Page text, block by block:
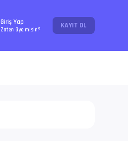
Giriş Yap
Zaten üye misin? KAYIT OL